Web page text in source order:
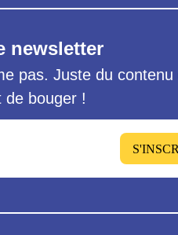
newsletter
pas. Juste du contenu
de bouger !